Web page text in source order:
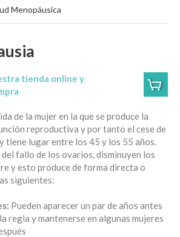
Menopáusica
tienda online y
de la mujer en la que se produce la
reproductiva y por tanto el cese de
tiene lugar entre los 45 y los 55 años.
fallo de los ovarios, disminuyen los
y esto produce de forma directa o
siguientes:
Pueden aparecer un par de años antes
regla y mantenerse en algunas mujeres